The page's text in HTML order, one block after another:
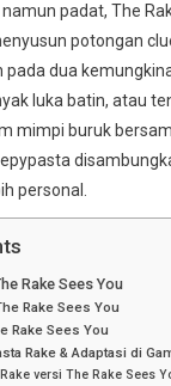
padat, The
potongan
pada dua
luka batin, atau
mimpi buruk
personal.
Rake Sees You
Rake Sees You
Rake Sees You
Rake & Adaptasi di
versi The Rake Sees